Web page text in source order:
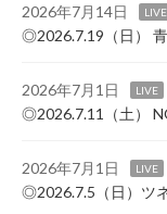
2026年7月14日 LIVE
◎2026.7.19（日）
2026年7月1日 LIVE
◎2026.7.11（土）
2026年7月1日 LIVE
◎2026.7.5（日）ツ